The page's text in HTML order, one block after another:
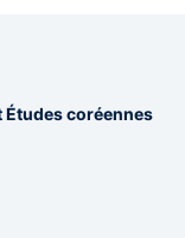
coréennes